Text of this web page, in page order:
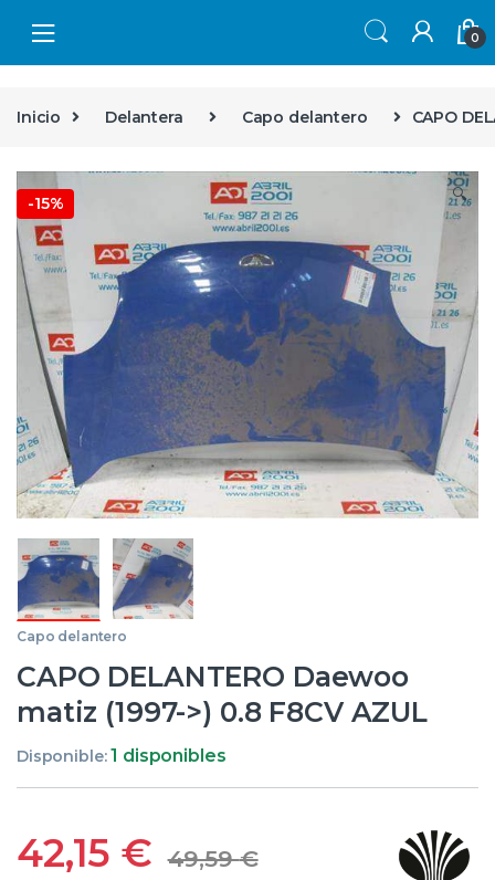
0
Inicio Delantera Capo delantero CAPO
-15% 🔍
Capo delantero
CAPO DELANTERO Daewoo
matiz (1997->) 0.8 F8CV AZUL
Disponible:1 disponibles
42,15 € 49,59€